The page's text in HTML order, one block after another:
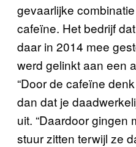
gevaarlijke
cafeïne. Het bedrijf
daar in 2014 mee
werd gelinkt aan een
“Door de cafeïne
dan dat je
uit. “Daardoor gingen
stuur zitten terwijl ze